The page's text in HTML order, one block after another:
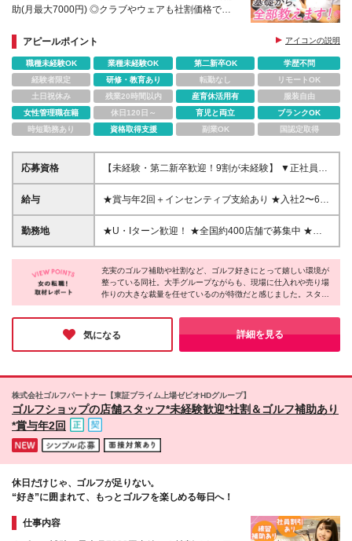
助(月最大7000円) ◎クラブやウェアも社割価格で購
アピールポイント
アイコンの説明
職種未経験OK 業種未経験OK 第二新卒OK
学歴不問
経験者限定
研修・教育あり 転勤なし
リモートOK
土日祝休み
残業20時間以内 産育休活用有
服装自由
女性管理職在籍
休日120日～ 育児と両立
ブランクOK
時短勤務あり
資格取得支援 副業OK 国認定取得
応募資格
【未経験・第二新卒歓迎！9割が未経験】 ▼正社員・
契約社員共通 ・学歴不問 ・ゴルフの知識も不要で
す！ ▼正社員募集のみ ・35歳以下の方※長期キャリ
て ・契約の更新 有（契約期間満了時に判断） ・更
新上限なし ┗1年更新ですが基本的に満期はなく、 正
す。 ＼こんな方にピッタリです！／ ★趣味のゴルフ
を活かして、楽しくお仕事がしたい方 ★お客様との
会話を楽しみたい方 ★同僚と相談し合える良い関係
性の中で働きたい方
給与
★賞与年2回＋インセンティブ支給あり ★入社2〜6年
目で年収413万円〜500万円台後半の実績あり ■月給
25万6000円〜35万円＋賞与年2回＋各種手当 ※経
加支給。 ※正社員は賞与満額、契約社員は6割、エリ
ア限定契約社員は3割支給となります。 ※3ヶ月の試
用期間あり。期間中の給与・待遇に変更はありませ
ーンを頻繁に開催しています。 自社キャンペーンで
は、プライベートブランド商品などの販売実績に応じ
獲得する社員もいます。
勤務地
★U・Iターン歓迎！ ★全国約400店舗で募集中 ★店
舗によっては、車通勤も可能です！ 北海道から沖縄
まで、全国47都道府県にある直営店舗で募集中！ ご
希望や通勤方法などを考慮の上、配属先を決定しま
す。 ※詳細は、当社HP＜
https://www.golfpartner.co.jp/search/＞をご覧くださ
い。 ※異動時の引っ越し費用は当社が負担します。
※(変更の範囲)上記を除く当社関連勤務地
充実のゴルフ補助や社割など、ゴルフ好きにとって嬉しい環境が
整っている同社。大手グループながらも、現場に仕入れや売り場
作りの大きな裁量を任せているのが特徴だと感じました。スタッ
フがお客様の顔を思い浮かべながら働いているお話から、イキイ
キとした職場の雰囲気が伝わってくる取材でした。好きなゴルフ
を仲間と楽しみながら、安定したキャリアを叶えたい方にピッタ
リの環境だと思います。
気になる 詳細を見る
株式会社ゴルフパートナー【東証プライム上場ゼビオHDグループ】
ゴルフショップの店舗スタッフ*未経験歓迎*社割＆ゴルフ補助あり
*賞与年2回
休日だけじゃ、ゴルフが足りない。
“好き”に囲まれて、もっとゴルフを楽しめる毎日へ！
仕事内容